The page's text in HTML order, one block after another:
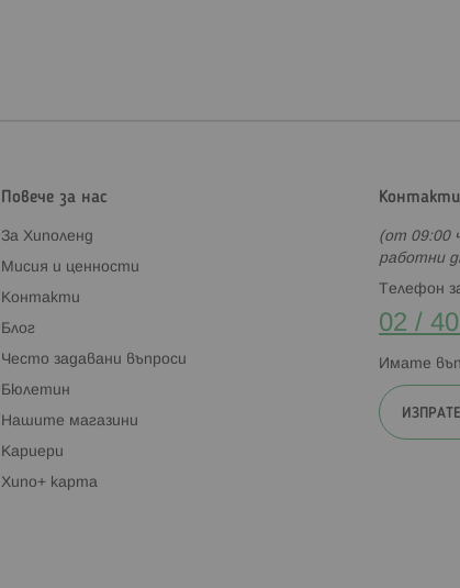
Повече за нас
За Хиполенд
Мисия и ценности
Контакти
Блог
Често задавани въпроси
Бюлетин
Нашите магазини
Кариери
Хипо+ карта
Контакти
(от 09:00
работни
Телефон
02 /
Имате